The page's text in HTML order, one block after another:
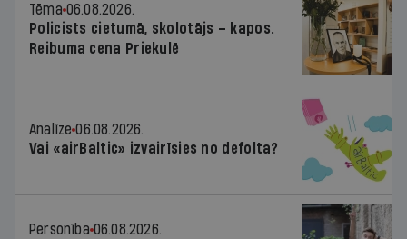
Tēma 06.08.2026.
Policists cietumā, skolotājs – kapos.
Reibuma cena Priekulē
Analīze 06.08.2026.
Vai «airBaltic» izvairīsies no defolta?
Personība 06.08.2026.